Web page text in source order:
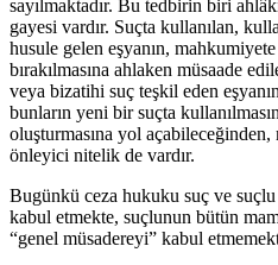
sayılmaktadır. Bu tedbirin biri
gayesi vardır. Suçta kullanılan,
husule gelen eşyanın,
bırakılmasına ahlaken müsaade
veya bizatihi suç teşkil eden
bunların yeni bir suçta
oluşturmasına yol açabileceğinden,
önleyici nitelik de vardır.
Bugünkü ceza hukuku suç ve
kabul etmekte, suçlunun bütün
“genel müsadereyi” kabul